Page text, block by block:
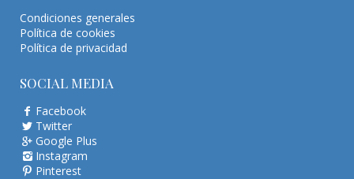
Condiciones generales
Política de cookies
Política de privacidad
SOCIAL MEDIA
Facebook
Twitter
Google Plus
Instagram
Pinterest